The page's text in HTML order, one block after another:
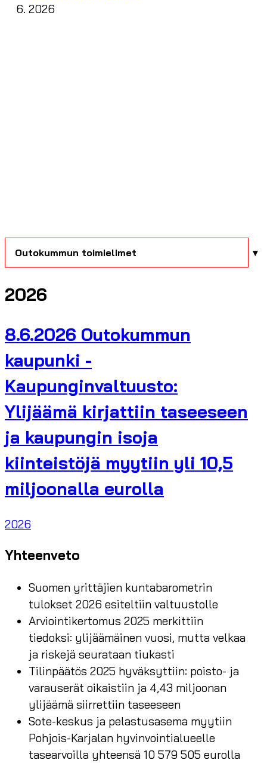
2026
Outokummun toimielimet
2026
8.6.2026 Outokummun
kaupunki -
Kaupunginvaltuusto:
Ylijäämä kirjattiin taseeseen
ja kaupungin isoja
kiinteistöjä myytiin yli 10,5
miljoonalla eurolla
2026
Yhteenveto
Suomen yrittäjien kuntabarometrin
tulokset 2026 esiteltiin valtuustolle
Arviointikertomus 2025 merkittiin
tiedoksi: ylijäämäinen vuosi, mutta velkaa
ja riskejä seurataan tiukasti
Tilinpäätös 2025 hyväksyttiin: poisto- ja
varauserät oikaistiin ja 4,43 miljoonan
ylijäämä siirrettiin taseeseen
Sote-keskus ja pelastusasema myytiin
Pohjois-Karjalan hyvinvointialueelle
tasearvoilla yhteensä 10 579 505 eurolla